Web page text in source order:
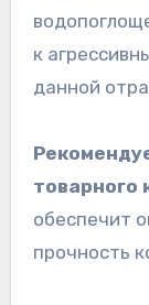
к
данной
товарного
обеспечит
прочность